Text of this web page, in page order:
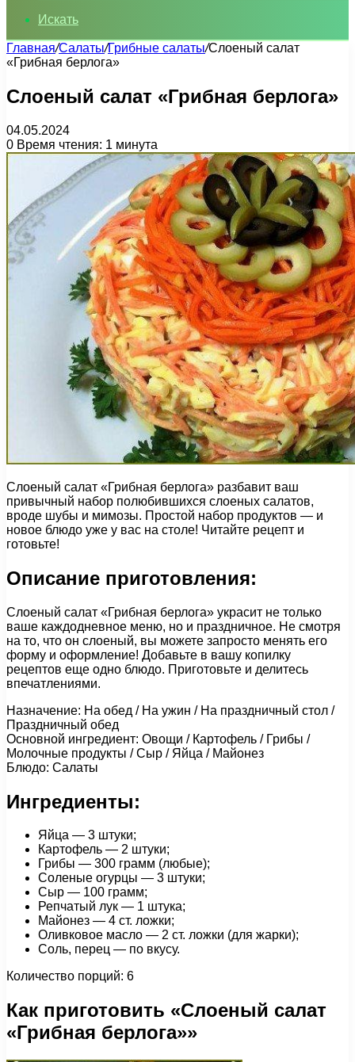
Искать
Главная/Салаты/Грибные салаты/Слоеный салат
«Грибная берлога»
Слоеный салат «Грибная берлога»
04.05.2024
0 Время чтения: 1 минута
Слоеный салат «Грибная берлога» разбавит ваш
привычный набор полюбившихся слоеных салатов,
вроде шубы и мимозы. Простой набор продуктов — и
новое блюдо уже у вас на столе! Читайте рецепт и
готовьте!
Описание приготовления:
Слоеный салат «Грибная берлога» украсит не только
ваше каждодневное меню, но и праздничное. Не смотря
на то, что он слоеный, вы можете запросто менять его
форму и оформление! Добавьте в вашу копилку
рецептов еще одно блюдо. Приготовьте и делитесь
впечатлениями.
Назначение: На обед / На ужин / На праздничный стол /
Праздничный обед
Основной ингредиент: Овощи / Картофель / Грибы /
Молочные продукты / Сыр / Яйца / Майонез
Блюдо: Салаты
Ингредиенты:
Яйца — 3 штуки;
Картофель — 2 штуки;
Грибы — 300 грамм (любые);
Соленые огурцы — 3 штуки;
Сыр — 100 грамм;
Репчатый лук — 1 штука;
Майонез — 4 ст. ложки;
Оливковое масло — 2 ст. ложки (для жарки);
Соль, перец — по вкусу.
Количество порций: 6
Как приготовить «Слоеный салат
«Грибная берлога»»